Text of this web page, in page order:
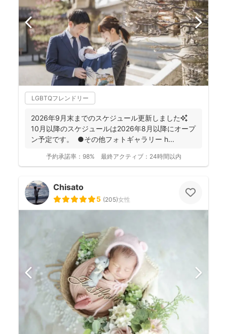
LGBTQフレンドリー
2026年9月末までのスケジュール更新しました✨
10月以降のスケジュールは2026年8月以降にオープ
ン予定です。 ●その他フォトギャラリー h...
予約承諾率： 98% 最終アクティブ： 24時間以内
Chisato
5 (205)女性